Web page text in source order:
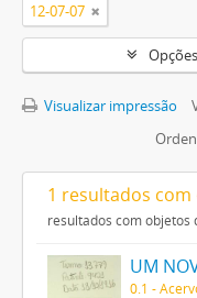
12-07-07
Visualizar impressão
1 resultados
resultados com objetos
0.1 -